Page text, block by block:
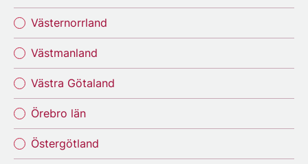
Västernorrland
Västmanland
Västra Götaland
Örebro län
Östergötland